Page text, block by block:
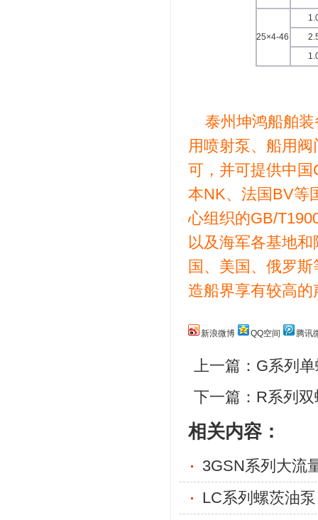
25×4-46
泰州坤鸿船舶
用喷射泵、船用
可，并可提供中
本NK、法国BV等
心组织的GB/
以及海军各基地
国、美国、俄罗
造船界享有较高
新浪微博 QQ空间 腾讯
上一篇： G系列
下一篇： R系列
相关内容：
3GSN系列大流
LC系列螺茨油泵